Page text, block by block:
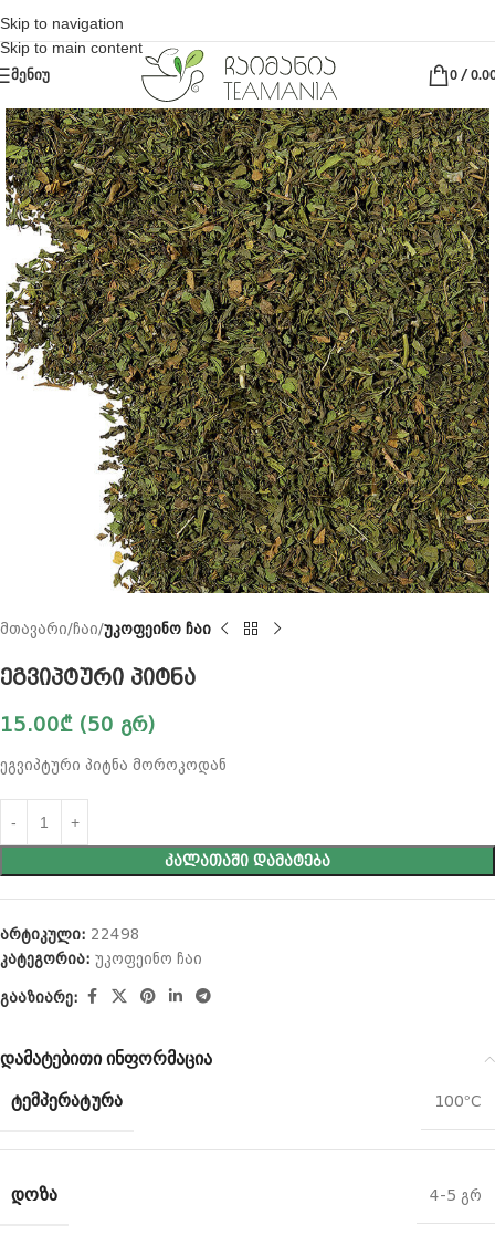
Skip to navigation
Skip to main content
ᲛᲔᲜᲘᲣ 0/
მთავარი ჩაი უკოფეინო ჩაი
ეგვიპტური პიტნა
15.00₾ (50 გრ)
ეგვიპტური პიტნა მოროკოდან
ᲙᲐᲚᲐᲗᲐᲨᲘ ᲓᲐᲛᲐᲢᲔᲑᲐ
არტიკული: 22498
კატეგორია: უკოფეინო ჩაი
გააზიარე:
დამატებითი ინფორმაცია
ᲢᲔᲛᲞᲔᲠᲐᲢᲣᲠᲐ 100°C
ᲓᲝᲖᲐ 4-5 გრ